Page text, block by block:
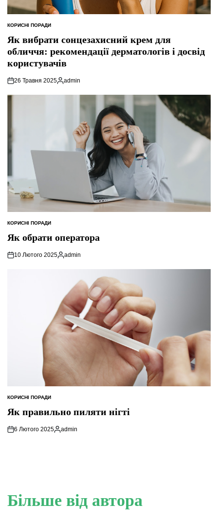
ОПУБЛІКУВАТИ
КОРИСНІ ПОРАДИ
Як вибрати сонцезахисний крем для
обличчя: рекомендації дерматологів і досвід
користувачів
26 Травня 2025
Опубліковано
admin
ОПУБЛІКУВАТИ
КОРИСНІ ПОРАДИ
Як обрати оператора
10 Лютого 2025
Опубліковано
admin
ОПУБЛІКУВАТИ
КОРИСНІ ПОРАДИ
Як правильно пиляти нігті
6 Лютого 2025
Опубліковано
admin
Більше від автора